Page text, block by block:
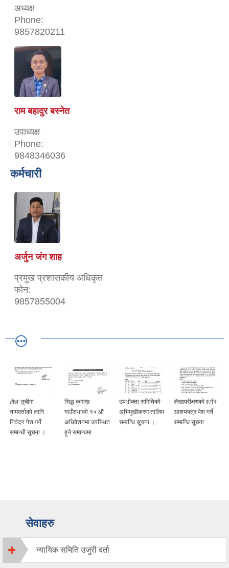
अध्यक्ष
Phone:
9857820211
राम बहादुर बस्नेत
उपाध्यक्ष
Phone:
9848346036
कर्मचारी
अर्जुन जंग शाह
प्रमुख प्रशासकीय अधिकृत
फोन:
9857855004
।
सिद्ध कुमाख
गाउँसभाको १५ औं
अधिवेशनमा उपस्थित
हुने सम्वन्धमा
उपभोक्ता समितिको
अभिमुखीकरण तालिम
सम्बन्धि सूचना ।
लेखापरीक्षणको लागि
आशयपत्र पेश गर्ने
सम्बन्धि सूचना
अन्तिम नतिजा
प्रकाशन
सूचना ।
सेवाहरु
न्यायिक समिति उजुरी दर्ता